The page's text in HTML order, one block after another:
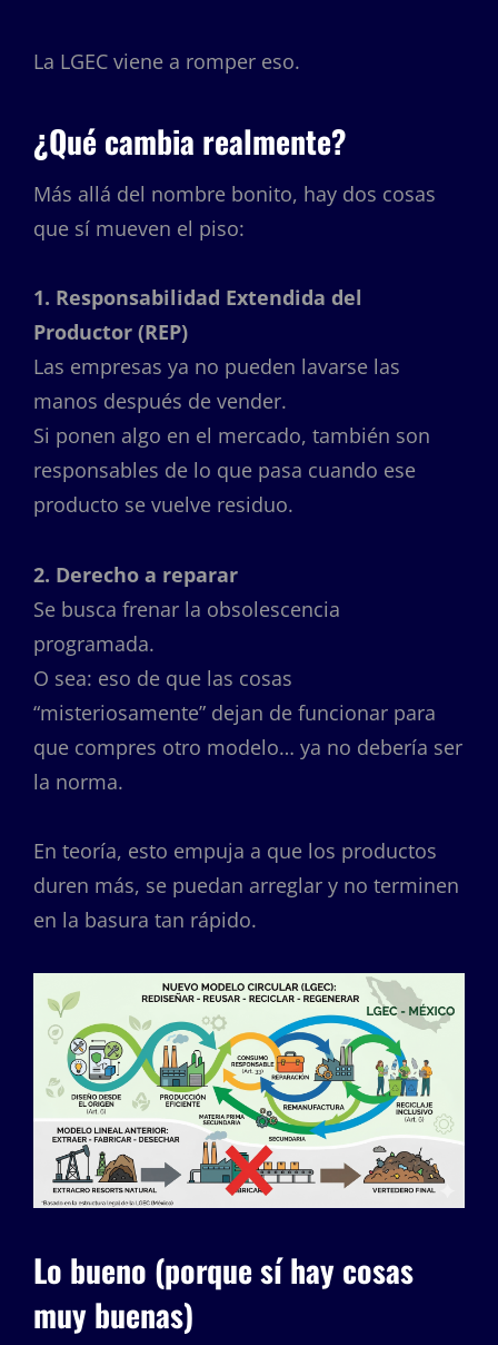
La LGEC viene a romper eso.
¿Qué cambia realmente?
Más allá del nombre bonito, hay dos cosas
que sí mueven el piso:
1. Responsabilidad Extendida del
Productor (REP)
Las empresas ya no pueden lavarse las
manos después de vender.
Si ponen algo en el mercado, también son
responsables de lo que pasa cuando ese
producto se vuelve residuo.
2. Derecho a reparar
Se busca frenar la obsolescencia
programada.
O sea: eso de que las cosas
“misteriosamente” dejan de funcionar para
que compres otro modelo… ya no debería ser
la norma.
En teoría, esto empuja a que los productos
duren más, se puedan arreglar y no terminen
en la basura tan rápido.
Lo bueno (porque sí hay cosas
muy buenas)